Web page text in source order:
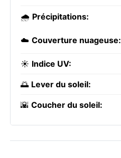
🌧️ Précipitations:
☁️ Couverture nuageuse:
☀️ Indice UV:
🌅 Lever du soleil:
🌇 Coucher du soleil: